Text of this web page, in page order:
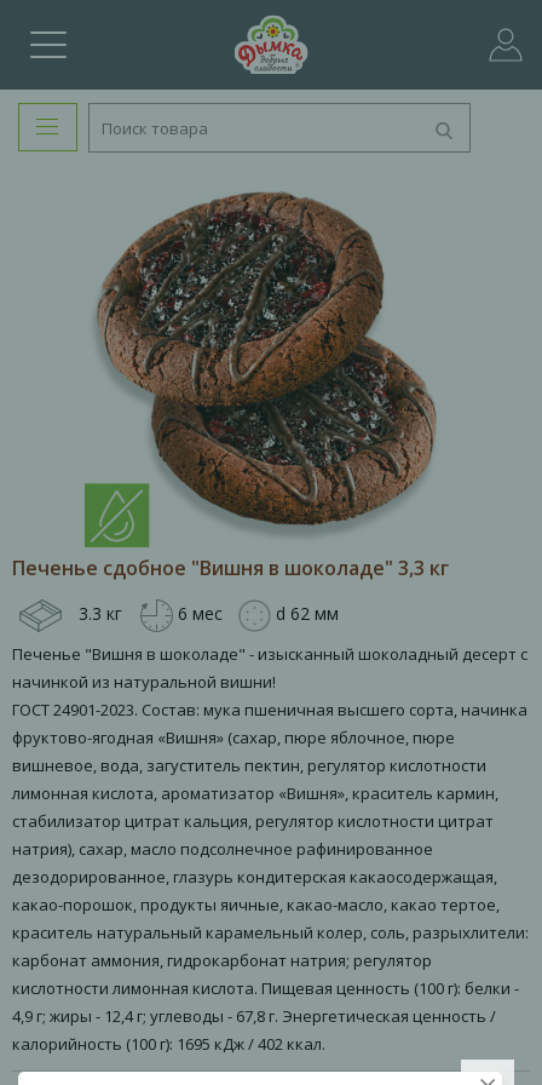
Печенье сдобное "Вишня в шоколаде" 3,3 кг
3.3 кг 6 мес d 62 мм
Печенье "Вишня в шоколаде" - изысканный шоколадный десерт с
начинкой из натуральной вишни!
ГОСТ 24901-2023. Состав: мука пшеничная высшего сорта, начинка
фруктово-ягодная «Вишня» (сахар, пюре яблочное, пюре
вишневое, вода, загуститель пектин, регулятор кислотности
лимонная кислота, ароматизатор «Вишня», краситель кармин,
стабилизатор цитрат кальция, регулятор кислотности цитрат
натрия), сахар, масло подсолнечное рафинированное
дезодорированное, глазурь кондитерская какаосодержащая,
какао-порошок, продукты яичные, какао-масло, какао тертое,
краситель натуральный карамельный колер, соль, разрыхлители:
карбонат аммония, гидрокарбонат натрия; регулятор
кислотности лимонная кислота. Пищевая ценность (100 г): белки -
4,9 г; жиры - 12,4 г; углеводы - 67,8 г. Энергетическая ценность /
калорийность (100 г): 1695 кДж / 402 ккал.